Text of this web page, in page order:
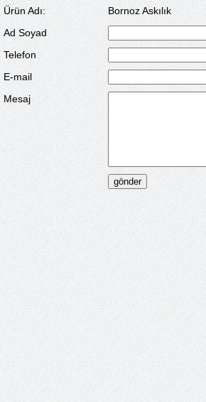
Ürün Adı:
Bornoz Askılık
Ad Soyad
Telefon
E-mail
Mesaj